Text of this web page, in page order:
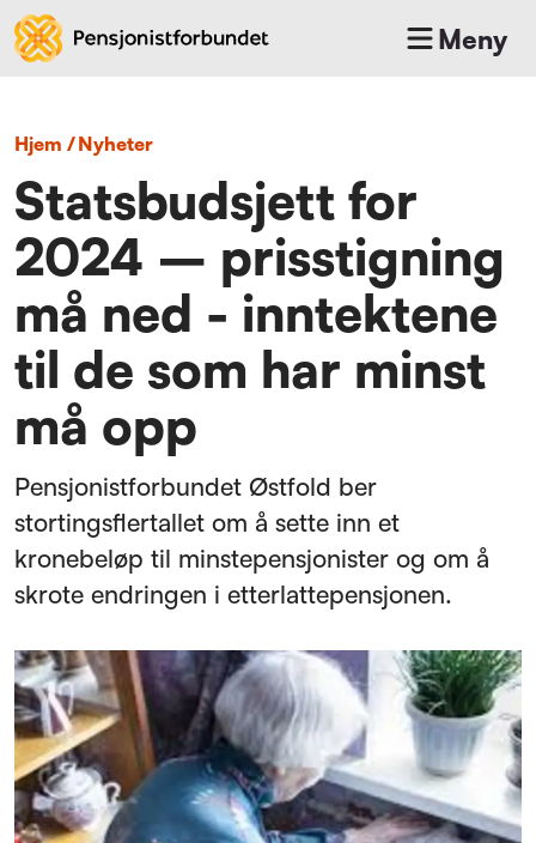
Meny
Hjem / nyheter
Statsbudsjett for
2024 – prisstigning
må ned - inntektene
til de som har minst
må opp
Pensjonistforbundet Østfold ber
stortingsflertallet om å sette inn et
kronebeløp til minstepensjonister og om å
skrote endringen i etterlattepensjonen.